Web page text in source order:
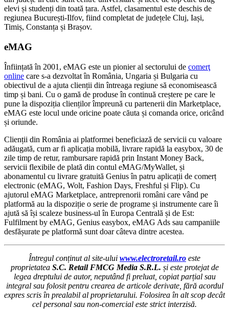
elevi și studenți din toată țara. Astfel, clasamentul este deschis de
regiunea București-Ilfov, fiind completat de județele Cluj, Iași,
Timiș, Constanța și Brașov.
eMAG
Înființată în 2001, eMAG este un pionier al sectorului de comerţ
online care s-a dezvoltat în România, Ungaria și Bulgaria cu
obiectivul de a ajuta clienții din întreaga regiune să economisească
timp și bani. Cu o gamă de produse în continuă creștere pe care le
pune la dispoziția clienților împreună cu partenerii din Marketplace,
eMAG este locul unde oricine poate căuta și comanda orice, oricând
și oriunde.
Clienții din România ai platformei beneficiază de servicii cu valoare
adăugată, cum ar fi aplicația mobilă, livrare rapidă la easybox, 30 de
zile timp de retur, rambursare rapidă prin Instant Money Back,
servicii flexibile de plată din contul eMAG/MyWallet, și
abonamentul cu livrare gratuită Genius în patru aplicații de comerț
electronic (eMAG, Wolt, Fashion Days, Freshful și Flip). Cu
ajutorul eMAG Marketplace, antreprenorii români care vând pe
platformă au la dispoziție o serie de programe și instrumente care îi
ajută să își scaleze business-ul în Europa Centrală și de Est:
Fulfilment by eMAG, Genius easybox, eMAG Ads sau campaniile
desfășurate pe platformă sunt doar câteva dintre acestea.
Întregul conținut al site-ului www.electroretail.ro este
proprietatea S.C. Retail FMCG Media S.R.L. și este protejat de
legea dreptului de autor, neputând fi preluat, copiat parțial sau
integral sau folosit pentru crearea de articole derivate, fără acordul
expres scris în prealabil al proprietarului. Folosirea în alt scop decât
cel personal sau non-comercial este strict interzisă.